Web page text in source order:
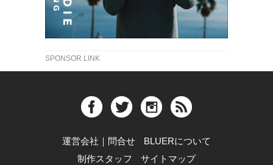
SPONSOR LINK
運営会社｜問合せ
BLUERについて
制作スタッフ
サイトマップ